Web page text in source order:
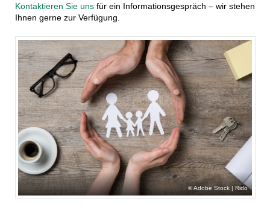
Kontaktieren Sie unsfür ein Informationsgespräch – wir stehen
Ihnen gerne zur Verfügung.
Adobe Stock | Rido